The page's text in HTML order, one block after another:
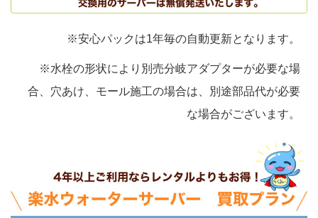
※安心パックは1年毎の自動更新となります。
※水栓の形状により別売分岐アダプターが必要な場
合、穴あけ、モール施工の場合は、別途部品代が必要
な場合がございます。